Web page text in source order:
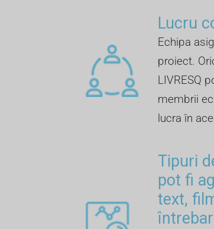
Lucru
Echipa
proiect.
LIVRESQ
membrii
lucra în
Tipuri
pot fi
text,